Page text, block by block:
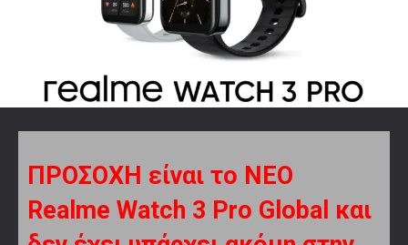
ΠΡΟΣΟΧΗ είναι το ΝΕΟ
Realme Watch 3 Pro Global και